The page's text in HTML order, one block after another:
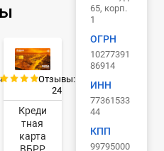
Отзывы:
24
Креди
тная
карта
ВБРР
65, корп.
1
ОГРН
10277391
86914
ИНН
77361533
44
КПП
99795000